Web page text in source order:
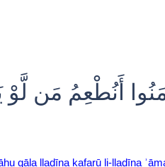
أَنُطْعِمُ مَن
qāla llaḏīna kafarū li-llaḏīna